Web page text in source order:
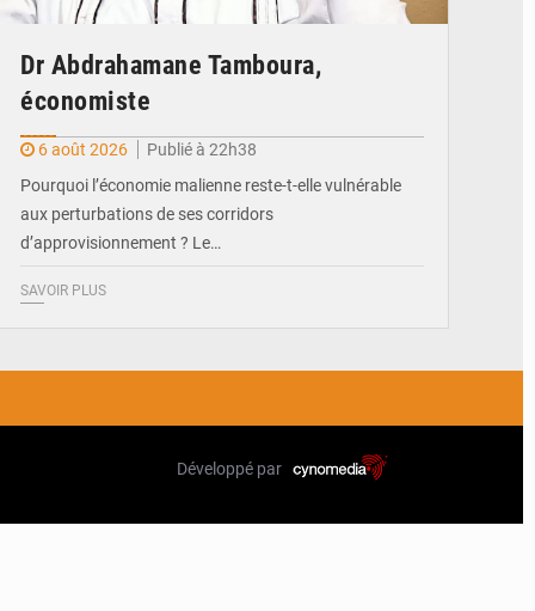
Dr Abdrahamane Tamboura,
économiste
6 août 2026
Publié à 22h38
Pourquoi l’économie malienne reste-t-elle vulnérable
aux perturbations de ses corridors
d’approvisionnement ? Le…
SAVOIR PLUS
Développé par